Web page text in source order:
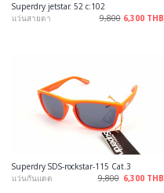
Superdry jetstar. 52 c:102
แว่นสายตา
9,800 6,300 THB
Superdry SDS-rockstar-115 Cat.3
แว่นกันแดด
9,800 6,300 THB